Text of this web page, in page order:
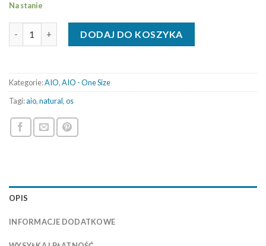
Na stanie
DODAJ DO KOSZYKA
Kategorie:AIO,AIO - One Size
Tagi:aio,natural,os
OPIS
INFORMACJE DODATKOWE